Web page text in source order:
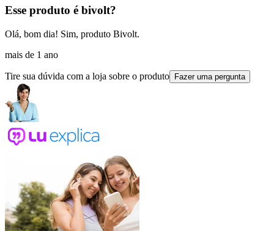
Esse produto é bivolt?
Olá, bom dia! Sim, produto Bivolt.
mais de 1 ano
Tire sua dúvida com a loja sobre o produto Fazer uma pergunta